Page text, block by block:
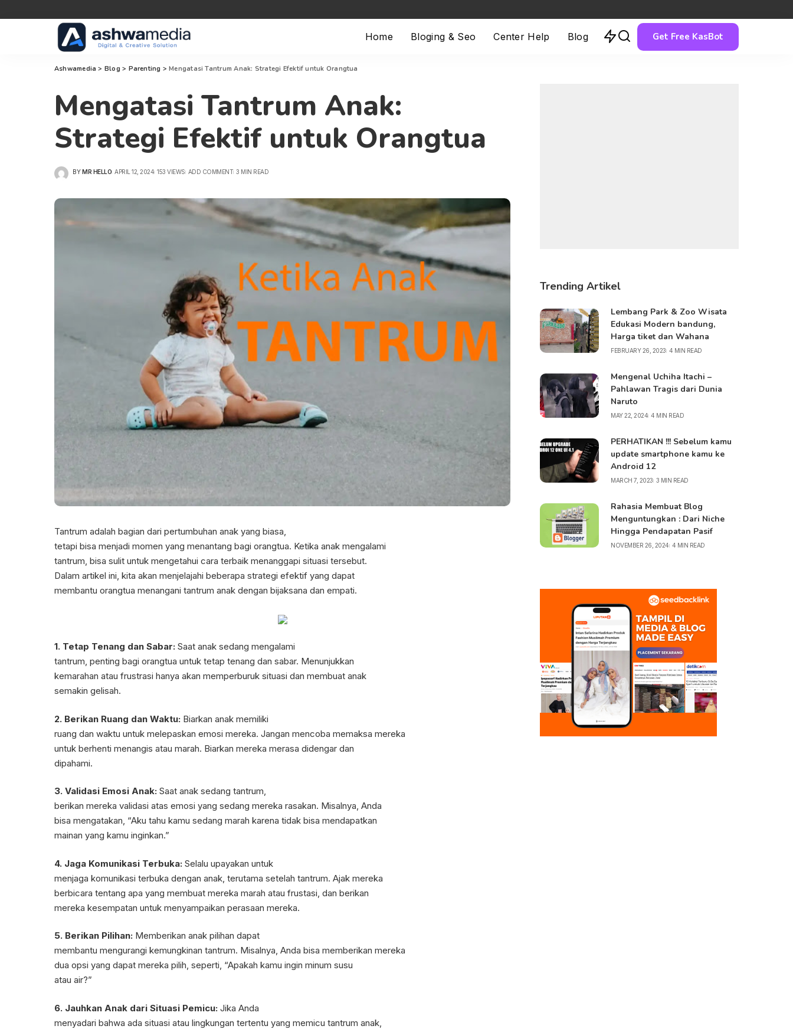
Home Bloging & Seo Center Help Blog Get Free KasBot
Ashwamedia > Blog > Parenting >Mengatasi Tantrum Anak: Strategi Efektif untuk Orangtua
Mengatasi Tantrum Anak:
Strategi Efektif untuk Orangtua
POSTED
BY MR HELLO APRIL 12, 2024 153 VIEWS ADD COMMENT 3 MIN READ
Tantrum adalah bagian dari pertumbuhan anak yang biasa,
tetapi bisa menjadi momen yang menantang bagi orangtua. Ketika anak mengalami
tantrum, bisa sulit untuk mengetahui cara terbaik menanggapi situasi tersebut.
Dalam artikel ini, kita akan menjelajahi beberapa strategi efektif yang dapat
membantu orangtua menangani tantrum anak dengan bijaksana dan empati.
1. Tetap Tenang dan Sabar: Saat anak sedang mengalami
tantrum, penting bagi orangtua untuk tetap tenang dan sabar. Menunjukkan
kemarahan atau frustrasi hanya akan memperburuk situasi dan membuat anak
semakin gelisah.
2. Berikan Ruang dan Waktu: Biarkan anak memiliki
ruang dan waktu untuk melepaskan emosi mereka. Jangan mencoba memaksa mereka
untuk berhenti menangis atau marah. Biarkan mereka merasa didengar dan
dipahami.
3. Validasi Emosi Anak: Saat anak sedang tantrum,
berikan mereka validasi atas emosi yang sedang mereka rasakan. Misalnya, Anda
bisa mengatakan, “Aku tahu kamu sedang marah karena tidak bisa mendapatkan
mainan yang kamu inginkan.”
4. Jaga Komunikasi Terbuka: Selalu upayakan untuk
menjaga komunikasi terbuka dengan anak, terutama setelah tantrum. Ajak mereka
berbicara tentang apa yang membuat mereka marah atau frustasi, dan berikan
mereka kesempatan untuk menyampaikan perasaan mereka.
5. Berikan Pilihan: Memberikan anak pilihan dapat
membantu mengurangi kemungkinan tantrum. Misalnya, Anda bisa memberikan mereka
dua opsi yang dapat mereka pilih, seperti, “Apakah kamu ingin minum susu
atau air?”
6. Jauhkan Anak dari Situasi Pemicu: Jika Anda
menyadari bahwa ada situasi atau lingkungan tertentu yang memicu tantrum anak,
Trending Artikel
Lembang Park & Zoo Wisata
Edukasi Modern bandung,
Harga tiket dan Wahana
FEBRUARY 26, 2023 4 MIN READ
Mengenal Uchiha Itachi –
Pahlawan Tragis dari Dunia
Naruto
MAY 22, 2024 4 MIN READ
PERHATIKAN !!! Sebelum kamu
update smartphone kamu ke
Android 12
MARCH 7, 2023 3 MIN READ
Rahasia Membuat Blog
Menguntungkan : Dari Niche
Hingga Pendapatan Pasif
NOVEMBER 26, 2024 4 MIN READ